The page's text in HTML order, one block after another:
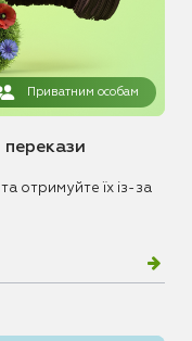
Приватним особам
отримуйте їх із-за